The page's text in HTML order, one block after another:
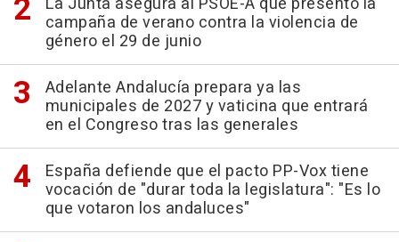
campaña de verano contra la violencia de
género el 29 de junio
Adelante Andalucía prepara ya las
municipales de 2027 y vaticina que entrará
en el Congreso tras las generales
España defiende que el pacto PP-Vox tiene
vocación de "durar toda la legislatura": "Es lo
que votaron los andaluces"